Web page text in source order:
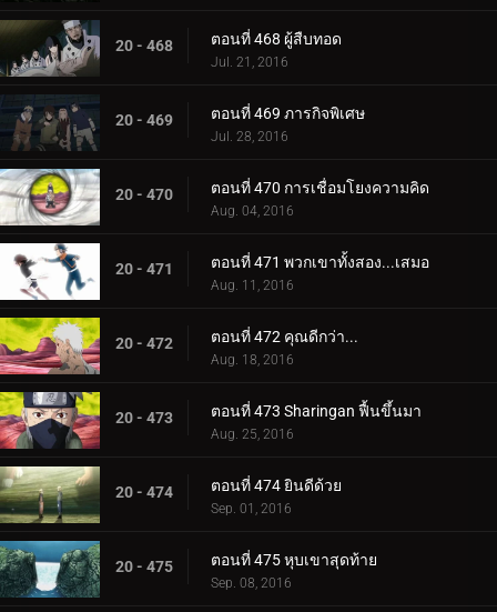
20 - 468 ตอนที่ 468 ผู้สืบทอด
Jul. 21, 2016
20 - 469 ตอนที่ 469 ภารกิจพิเศษ
Jul. 28, 2016
20 - 470 ตอนที่ 470 การเชื่อมโยงความคิด
Aug. 04, 2016
20 - 471 ตอนที่ 471 พวกเขาทั้งสอง...เสมอ
Aug. 11, 2016
20 - 472 ตอนที่ 472 คุณดีกว่า...
Aug. 18, 2016
20 - 473 ตอนที่ 473 Sharingan ฟื้นขึ้นมา
Aug. 25, 2016
20 - 474 ตอนที่ 474 ยินดีด้วย
Sep. 01, 2016
20 - 475 ตอนที่ 475 หุบเขาสุดท้าย
Sep. 08, 2016